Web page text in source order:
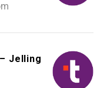
Jelling